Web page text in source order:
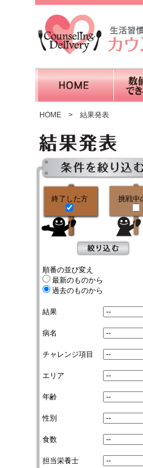
HOME> 結果発表
終了した方 挑戦中
順番の並び変え
最新のものから
過去のものから
結果
病名
チャレンジ項目
エリア
年齢
性別
食数
担当栄養士